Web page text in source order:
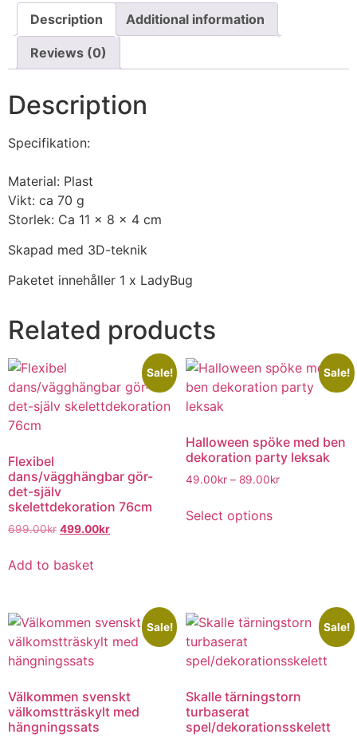
Description Additional information
Reviews (0)
Description
Specifikation:
Material: Plast
Vikt: ca 70 g
Storlek: Ca 11 x 8 x 4 cm
Skapad med 3D-teknik
Paketet innehåller 1 x LadyBug
Related products
Sale!
Flexibel
dans/vägghängbar gör-
det-själv
skelettdekoration 76cm
699.00kr 499.00kr
Add to basket
Sale!
Halloween spöke med ben
dekoration party leksak
49.00kr – 89.00kr
Select options
Sale!
Välkommen svenskt
välkomstträskylt med
hängningssats
Sale!
Skalle tärningstorn
turbaserat
spel/dekorationsskelett